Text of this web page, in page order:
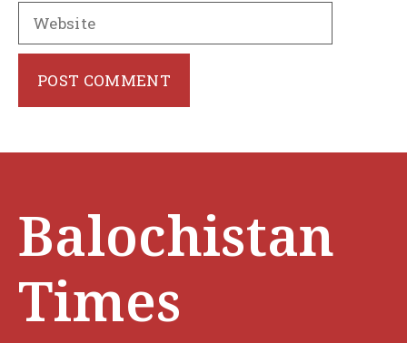
Website
Balochistan
Times